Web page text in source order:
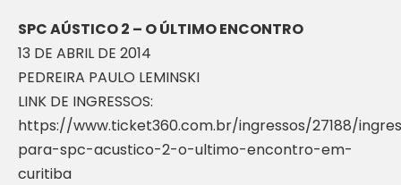
SPC AÚSTICO 2 – O ÚLTIMO ENCONTRO
13 DE ABRIL DE 2014
PEDREIRA PAULO LEMINSKI
LINK DE INGRESSOS:
https://www.ticket360.com.br/ingressos/27188/
para-spc-acustico-2-o-ultimo-encontro-em-
curitiba